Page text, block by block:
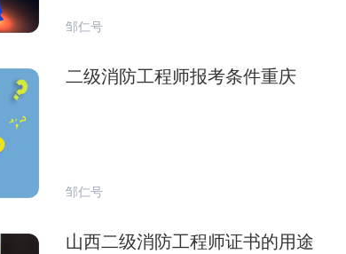
邹仁号
二级消防工程师报考条件重庆
邹仁号
山西二级消防工程师证书的用途